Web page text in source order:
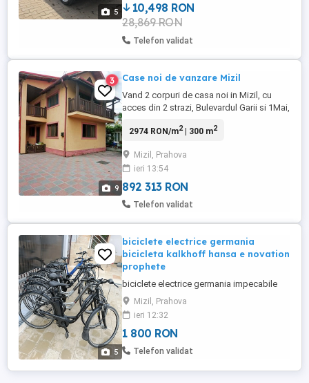
5
oferte serioase Pret ...
10,498 RON
28,869 RON
Telefon validat
9
3 Case noi de vanzare Mizil
Vand 2 corpuri de casa noi in Mizil, cu
acces din 2 strazi, Bulevardul Garii si 1Mai,
cu etaj, calalta doar parter, exista beci,
2974 RON/m2| 300 m2
Mizil, Prahova
ieri 13:54
892 313 RON
Telefon validat
5
biciclete electrice germania
bicicleta kalkhoff hansa e novation
prophete
biciclete electrice germania impecabile
Mizil, Prahova
ieri 12:32
1 800 RON
Telefon validat